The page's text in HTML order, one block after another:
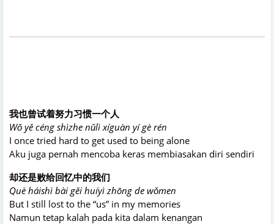
我也曾试着努力习惯一个人
Wǒ yě céng shìzhe nǔlì xíguàn yí gè rén
I once tried hard to get used to being alone
Aku juga pernah mencoba keras membiasakan diri sendiri
却还是败给回忆中的我们
Què háishì bài gěi huíyì zhōng de wǒmen
But I still lost to the “us” in my memories
Namun tetap kalah pada kita dalam kenangan